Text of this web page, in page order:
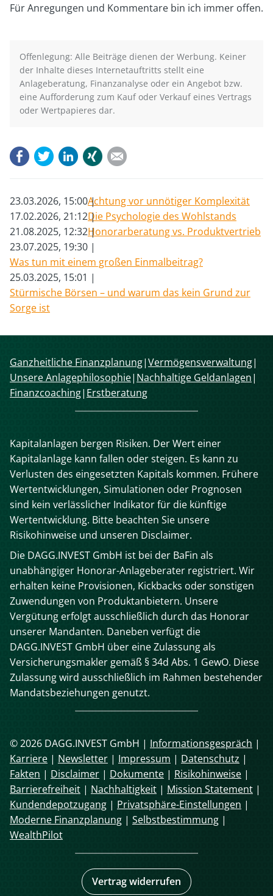
Für Anregungen und Kommentare bin ich immer offen.
Offenlegung: Alle Beiträge dienen der Werbung. Keiner
der Inhalte dieses Internetauftritts stellt eine
Anlageberatung, Finanzanalyse oder ein Angebot bzw.
eine Aufforderung zum Kauf oder Verkauf eines Vertrags
oder Wertpapieres dar.
FacebookTwitterLinkedIn
Xing
23.03.2026, 15:00Achtung vor unnötiger Komplexität
17.02.2026, 21:12Die Psychologie des Wohlstands
21.08.2025, 12:32Honorarberatung vs. Produktvertrieb
23.07.2025, 19:30
Was tun mit einem großen Einmalbeitrag?
25.03.2025, 15:01
Stürmische Börsen – und warum das kein Grund zur
Sorge ist
Navigation
überspringen
Ganzheitliche Finanzplanung Vermögensverwaltung
Unsere Anlagephilosophie Nachhaltige Geldanlagen
Finanzcoaching Erstberatung
Kapitalanlagen bergen Risiken. Der Wert einer
Kapitalanlage kann fallen oder steigen. Es kann zu
Verlusten des eingesetzten Kapitals kommen. Frühere
Wertentwicklungen, Simulationen oder Prognosen
sind kein verlässlicher Indikator für die künftige
Wertentwicklung. Bitte beachten Sie unsere
Risikohinweise und unseren Disclaimer.
Die DAGG.INVEST GmbH ist bei der BaFin als
unabhängiger Honorar-Anlageberater registriert. Wir
erhalten keine Provisionen, Kickbacks oder sonstigen
Zuwendungen von Produktanbietern. Unsere
Vergütung erfolgt ausschließlich durch das Honorar
unserer Mandanten. Daneben verfügt die
DAGG.INVEST GmbH über eine Zulassung als
Versicherungsmakler gemäß § 34d Abs. 1 GewO. Diese
Zulassung wird ausschließlich im Rahmen bestehender
Mandatsbeziehungen genutzt.
© 2026 DAGG.INVEST GmbH | Informationsgespräch |
Karriere | Newsletter | Impressum | Datenschutz |
Fakten | Disclaimer | Dokumente | Risikohinweise |
Barrierefreiheit | Nachhaltigkeit | Mission Statement |
Kundendepotzugang | Privatsphäre-Einstellungen |
Moderne Finanzplanung | Selbstbestimmung |
WealthPilot
Vertrag widerrufen